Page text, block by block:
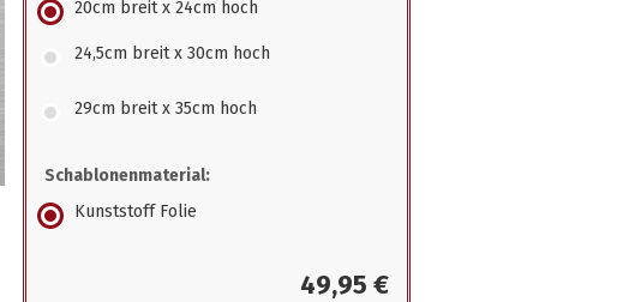
20cm breit x 24cm hoch
24,5cm breit x 30cm hoch
29cm breit x 35cm hoch
Schablonenmaterial:
Kunststoff Folie
49,95 €